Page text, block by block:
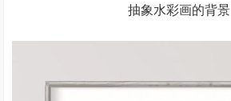
抽象水彩画的背景